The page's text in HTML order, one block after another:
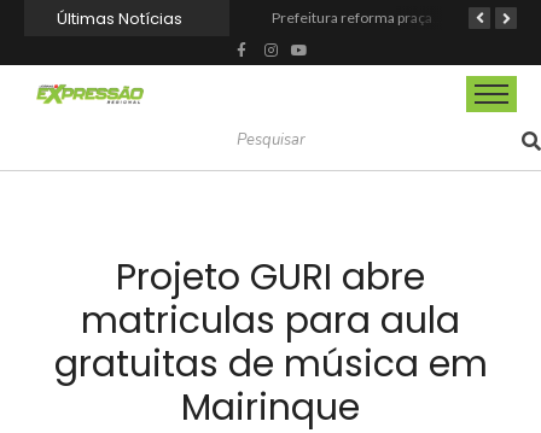
Últimas Notícias Prefeitura inaugura Espaço Motoboy na Aldeia da Serra e amplia rede de apoio à categoria
Projeto GURI abre
matriculas para aula
gratuitas de música em
Mairinque